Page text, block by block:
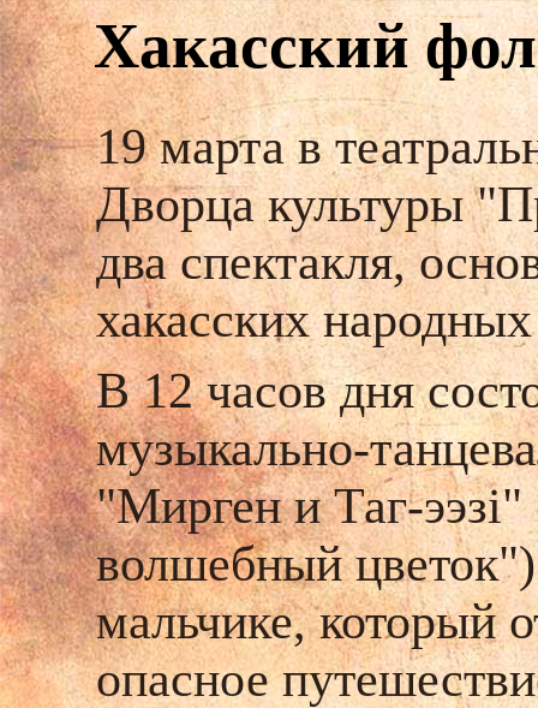
Хакасский
19 марта в
Дворца культуры
два спектакля,
хакасских
В 12 часов дня
музыкально-
"Мирген и Таг-
волшебный
мальчике, который
опасное